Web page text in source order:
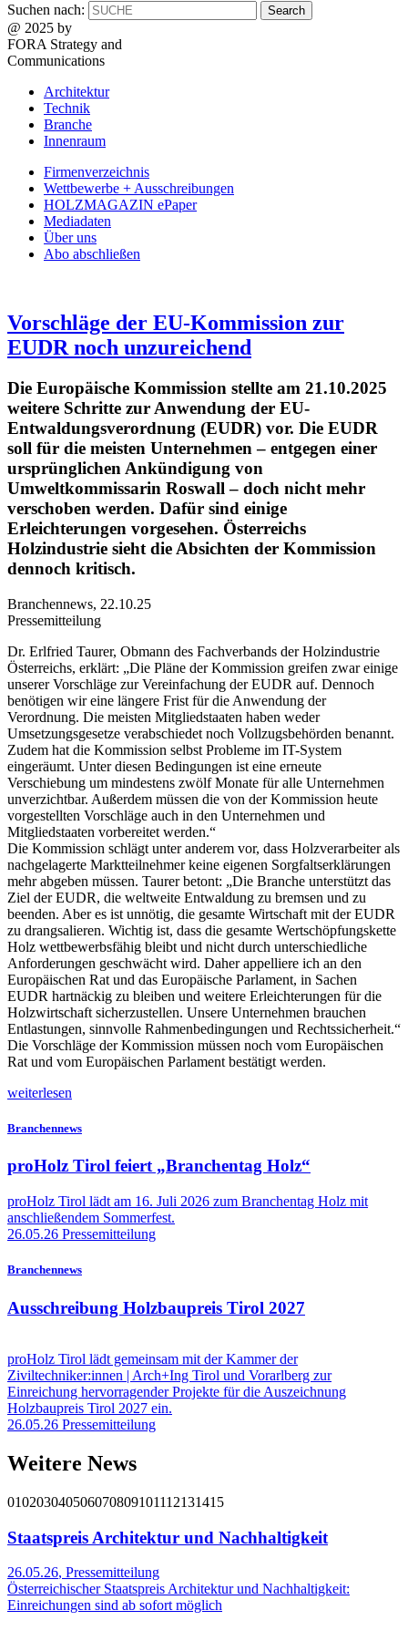
Suchen nach:
@ 2025 by
FORA Strategy and
Communications
Architektur
Technik
Branche
Innenraum
Firmenverzeichnis
Wettbewerbe + Ausschreibungen
HOLZMAGAZIN ePaper
Mediadaten
Über uns
Abo abschließen
Vorschläge der EU-Kommission zur
EUDR noch unzureichend
Die Europäische Kommission stellte am 21.10.2025
weitere Schritte zur Anwendung der EU-
Entwaldungsverordnung (EUDR) vor. Die EUDR
soll für die meisten Unternehmen – entgegen einer
ursprünglichen Ankündigung von
Umweltkommissarin Roswall – doch nicht mehr
verschoben werden. Dafür sind einige
Erleichterungen vorgesehen. Österreichs
Holzindustrie sieht die Absichten der Kommission
dennoch kritisch.
Branchennews, 22.10.25
Pressemitteilung
Dr. Erlfried Taurer, Obmann des Fachverbands der Holzindustrie
Österreichs, erklärt: „Die Pläne der Kommission greifen zwar einige
unserer Vorschläge zur Vereinfachung der EUDR auf. Dennoch
benötigen wir eine längere Frist für die Anwendung der
Verordnung. Die meisten Mitgliedstaaten haben weder
Umsetzungsgesetze verabschiedet noch Vollzugsbehörden benannt.
Zudem hat die Kommission selbst Probleme im IT-System
eingeräumt. Unter diesen Bedingungen ist eine erneute
Verschiebung um mindestens zwölf Monate für alle Unternehmen
unverzichtbar. Außerdem müssen die von der Kommission heute
vorgestellten Vorschläge auch in den Unternehmen und
Mitgliedstaaten vorbereitet werden.“
Die Kommission schlägt unter anderem vor, dass Holzverarbeiter als
nachgelagerte Marktteilnehmer keine eigenen Sorgfaltserklärungen
mehr abgeben müssen. Taurer betont: „Die Branche unterstützt das
Ziel der EUDR, die weltweite Entwaldung zu bremsen und zu
beenden. Aber es ist unnötig, die gesamte Wirtschaft mit der EUDR
zu drangsalieren. Wichtig ist, dass die gesamte Wertschöpfungskette
Holz wettbewerbsfähig bleibt und nicht durch unterschiedliche
Anforderungen geschwächt wird. Daher appelliere ich an den
Europäischen Rat und das Europäische Parlament, in Sachen
EUDR hartnäckig zu bleiben und weitere Erleichterungen für die
Holzwirtschaft sicherzustellen. Unsere Unternehmen brauchen
Entlastungen, sinnvolle Rahmenbedingungen und Rechtssicherheit.“
Die Vorschläge der Kommission müssen noch vom Europäischen
Rat und vom Europäischen Parlament bestätigt werden.
weiterlesen
Branchennews
proHolz Tirol feiert „Branchentag Holz“
proHolz Tirol lädt am 16. Juli 2026 zum Branchentag Holz mit
anschließendem Sommerfest.
26.05.26 Pressemitteilung
Branchennews
Ausschreibung Holzbaupreis Tirol 2027
proHolz Tirol lädt gemeinsam mit der Kammer der
Ziviltechniker:innen | Arch+Ing Tirol und Vorarlberg zur
Einreichung hervorragender Projekte für die Auszeichnung
Holzbaupreis Tirol 2027 ein.
26.05.26 Pressemitteilung
Weitere News
010203040506070809101112131415
Staatspreis Architektur und Nachhaltigkeit
26.05.26, Pressemitteilung
Österreichischer Staatspreis Architektur und Nachhaltigkeit:
Einreichungen sind ab sofort möglich